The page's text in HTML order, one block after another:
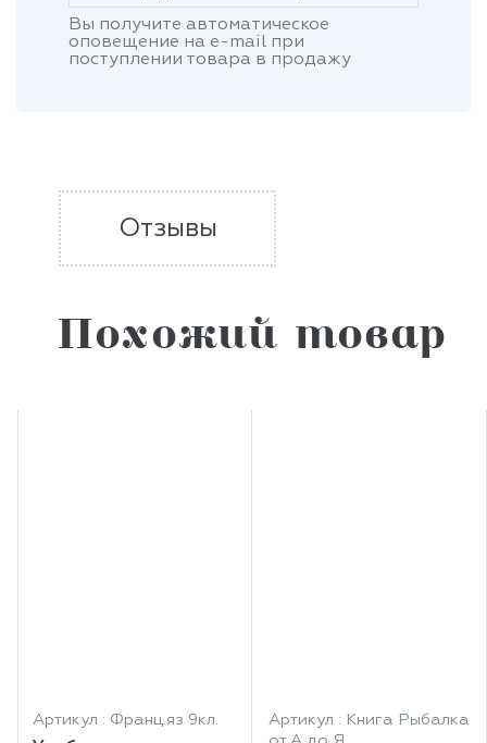
Вы получите автоматическое
оповещение на e-mail при
поступлении товара в продажу
Отзывы
Похожий товар
Артикул : Франц.яз 9кл.
Артикул : Книга Рыбалка